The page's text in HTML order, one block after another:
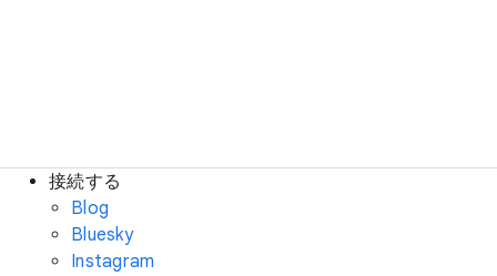
接続する
Blog
Bluesky
Instagram